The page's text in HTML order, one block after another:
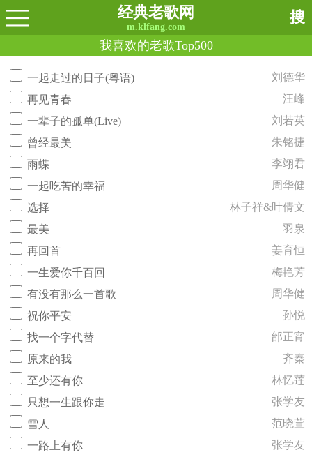
经典老歌网
m.klfang.com
搜
我喜欢的老歌Top500
一起走过的日子(粤语)
刘德华
再见青春
汪峰
一辈子的孤单(Live)
刘若英
曾经最美
朱铭捷
雨蝶
李翊君
一起吃苦的幸福
周华健
选择
林子祥&叶倩文
最美
羽泉
再回首
姜育恒
一生爱你千百回
梅艳芳
有没有那么一首歌
周华健
祝你平安
孙悦
找一个字代替
邰正宵
原来的我
齐秦
至少还有你
林忆莲
只想一生跟你走
张学友
雪人
范晓萱
一路上有你
张学友